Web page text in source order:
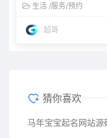
生活 /服务/预约
超哥
猜你喜欢